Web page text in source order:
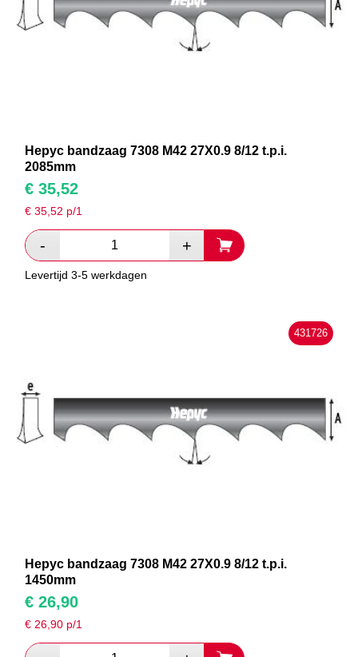
Hepyc bandzaag 7308 M42 27X0.9 8/12 t.p.i.
2085mm
€ 35,52
€35,52 p/1
Levertijd 3-5 werkdagen
431726
Hepyc bandzaag 7308 M42 27X0.9 8/12 t.p.i.
1450mm
€ 26,90
€26,90 p/1